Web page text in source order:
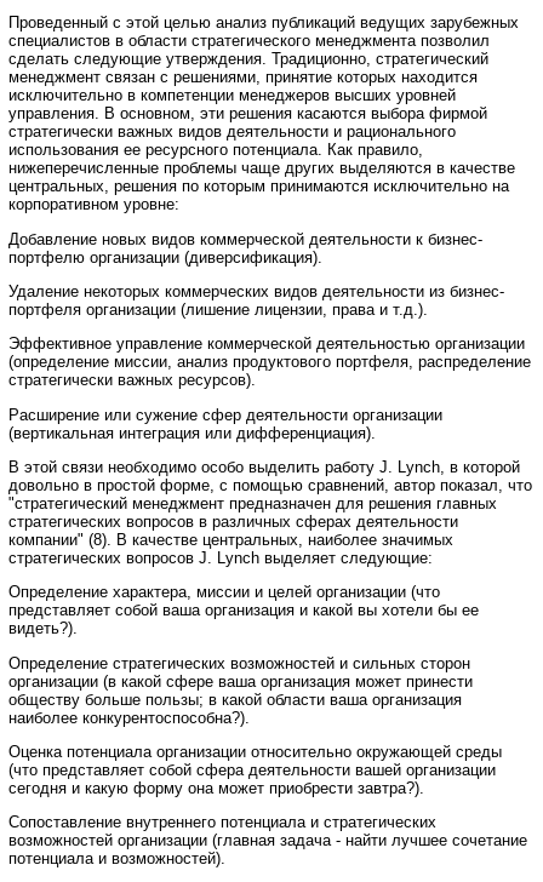
Проведенный с этой целью анализ публикаций ведущих зарубежных
специалистов в области стратегического менеджмента позволил
сделать следующие утверждения. Традиционно, стратегический
менеджмент связан с решениями, принятие которых находится
исключительно в компетенции менеджеров высших уровней
управления. В основном, эти решения касаются выбора фирмой
стратегически важных видов деятельности и рационального
использования ее ресурсного потенциала. Как правило,
нижеперечисленные проблемы чаще других выделяются в качестве
центральных, решения по которым принимаются исключительно на
корпоративном уровне:
Добавление новых видов коммерческой деятельности к бизнес-
портфелю организации (диверсификация).
Удаление некоторых коммерческих видов деятельности из бизнес-
портфеля организации (лишение лицензии, права и т.д.).
Эффективное управление коммерческой деятельностью организации
(определение миссии, анализ продуктового портфеля, распределение
стратегически важных ресурсов).
Расширение или сужение сфер деятельности организации
(вертикальная интеграция или дифференциация).
В этой связи необходимо особо выделить работу J. Lynch, в которой
довольно в простой форме, с помощью сравнений, автор показал, что
"стратегический менеджмент предназначен для решения главных
стратегических вопросов в различных сферах деятельности
компании" (8). В качестве центральных, наиболее значимых
стратегических вопросов J. Lynch выделяет следующие:
Определение характера, миссии и целей организации (что
представляет собой ваша организация и какой вы хотели бы ее
видеть?).
Определение стратегических возможностей и сильных сторон
организации (в какой сфере ваша организация может принести
обществу больше пользы; в какой области ваша организация
наиболее конкурентоспособна?).
Оценка потенциала организации относительно окружающей среды
(что представляет собой сфера деятельности вашей организации
сегодня и какую форму она может приобрести завтра?).
Сопоставление внутреннего потенциала и стратегических
возможностей организации (главная задача - найти лучшее сочетание
потенциала и возможностей).